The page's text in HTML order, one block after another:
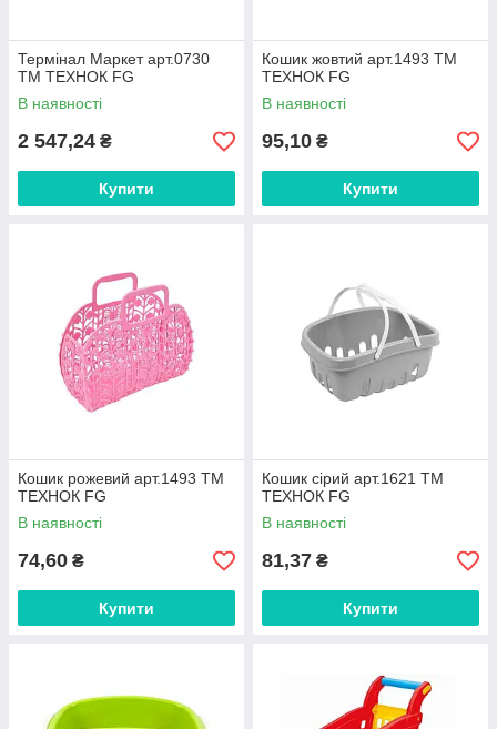
Термінал Маркет арт.0730
ТМ ТЕХНОК FG
В наявності
2 547,24 ₴
Купити
Кошик жовтий арт.1493 ТМ
ТЕХНОК FG
В наявності
95,10 ₴
Купити
Кошик рожевий арт.1493 ТМ
ТЕХНОК FG
В наявності
74,60 ₴
Купити
Кошик сірий арт.1621 ТМ
ТЕХНОК FG
В наявності
81,37 ₴
Купити